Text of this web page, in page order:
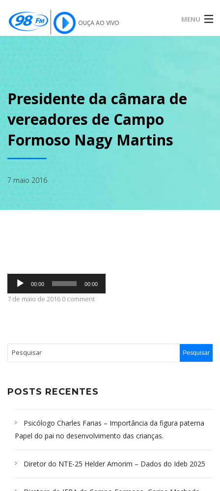
OUÇA AO VIVO MENU
SOBRE
CONTATO
Presidente da câmara de
vereadores de Campo
Formoso Nagy Martins
7 maio 2016
Tocador
áudio
00:00 00:00
7 de maio de 2016 0 comment
POSTS RECENTES
Psicólogo Charles Farias – Importância da figura paterna
Papel do pai no desenvolvimento das crianças.
Diretor do NTE-25 Helder Amorim – Dados do Ideb 2025